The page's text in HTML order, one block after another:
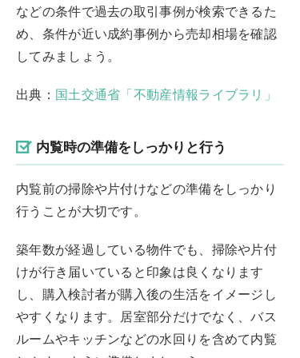
などの条件で過去の取引事例が検索できるた
め、条件が近い成約事例から売却相場を確認
してみましょう。
出典： 国土交通省「不動産情報ライブラリ」
内覧時の準備をしっかりと行う
内覧前の掃除や片付けなどの準備をしっかり
行うことが大切です。
築年数が経過している物件でも、掃除や片付
けが行き届いていると印象は良くなります
し、購入検討者が購入後の生活をイメージし
やすくなります。居室部分だけでなく、バス
ルームやキッチンなどの水回りを含めて内覧